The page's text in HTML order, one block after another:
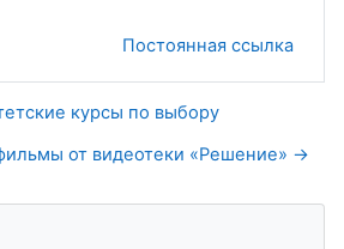
Постоянная ссылка
курсы по выбору
от видеотеки «Решение» →